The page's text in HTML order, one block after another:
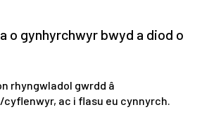
o gynhyrchwyr bwyd a diod o
rhyngwladol gwrdd â
ac i flasu eu cynnyrch.